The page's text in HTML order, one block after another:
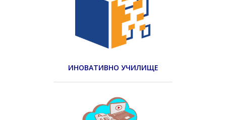
ИНОВАТИВНО УЧИЛИЩЕ